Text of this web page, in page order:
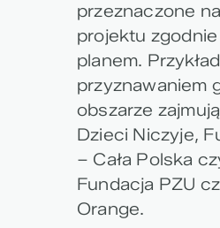
przeznaczone
projektu
planem.
przyznawaniem
obszarze
Dzieci Niczyje,
– Cała Polska
Fundacja PZU
Orange.